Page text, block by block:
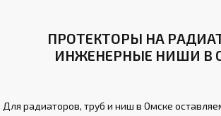
ПРОТЕКТОРЫ НА
ИНЖЕНЕРНЫЕ НИШИ В
Для радиаторов, труб и ниш в Омске